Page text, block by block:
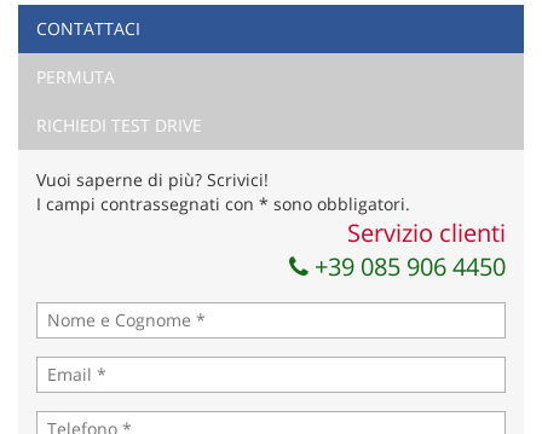
Ho letto e accettol'informativa privacy*
Acconsento al trattamento dei miei dati per finalità di
Invia la tua richiesta
CONTATTACI
PERMUTA
RICHIEDI TEST DRIVE
Vuoi saperne di più? Scrivici!
I campi contrassegnati con * sono obbligatori.
Servizio clienti
+39 085 906 4450